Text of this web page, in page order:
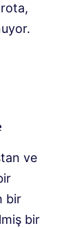
rota,
ve
bir
bir